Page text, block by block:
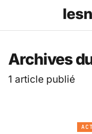
Archives
1 article publié